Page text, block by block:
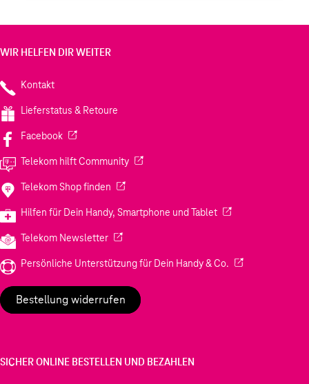
WIR HELFEN DIR WEITER
Kontakt
Lieferstatus & Retoure
Facebook(Wird in einem neuen Tab geöffnet)
Telekom hilft Community(Wird in einem neuen Tab geöffnet)
Telekom Shop finden (Wird in einem neuen Tab geöffnet)
Hilfen für Dein Handy, Smartphone und Tablet(Wird in einem
Telekom Newsletter(Wird in einem neuen Tab geöffnet)
Persönliche Unterstützung für Dein Handy & Co. (Wird in einem
Bestellung widerrufen
SICHER ONLINE BESTELLEN UND BEZAHLEN